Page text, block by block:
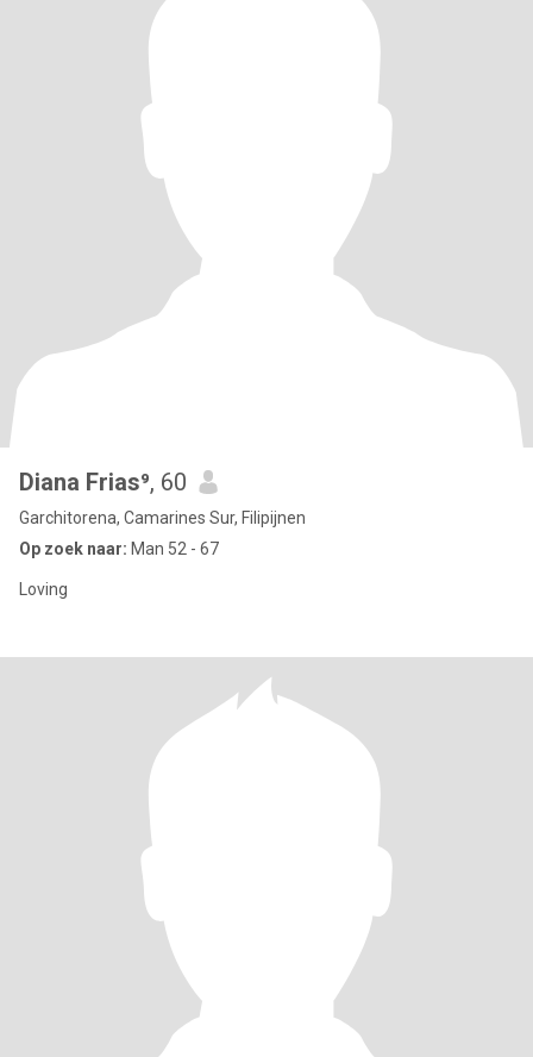
Diana Frias⁹, 60
Garchitorena, Camarines Sur, Filipijnen
Op zoek naar: Man 52 - 67
Loving